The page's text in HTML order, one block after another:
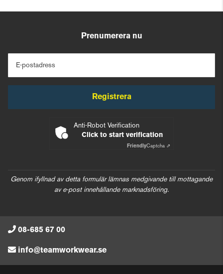
Prenumerera nu
E-postadress
Registrera
Anti-Robot Verification
Click to start verification
FriendlyCaptcha ⇗
Genom ifyllnad av detta formulär lämnas medgivande till mottagande
av e-post innehållande marknadsföring.
08-685 67 00
info@teamworkwear.se